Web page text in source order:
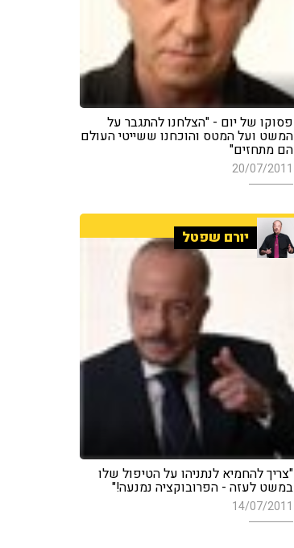
פסוקו של יום - "הצלחנו להתגבר על
המשט ועל המטס והוכחנו ששייטי העולם
הם מתחזים"
20/07/2011
יורם שפטל
"צריך להחמיא לנתניהו על הטיפול שלו
במשט לעזה - הפרובוקציה נמנעה!"
14/07/2011